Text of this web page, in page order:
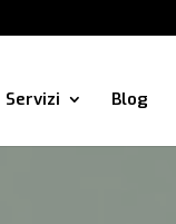
Servizi Blog